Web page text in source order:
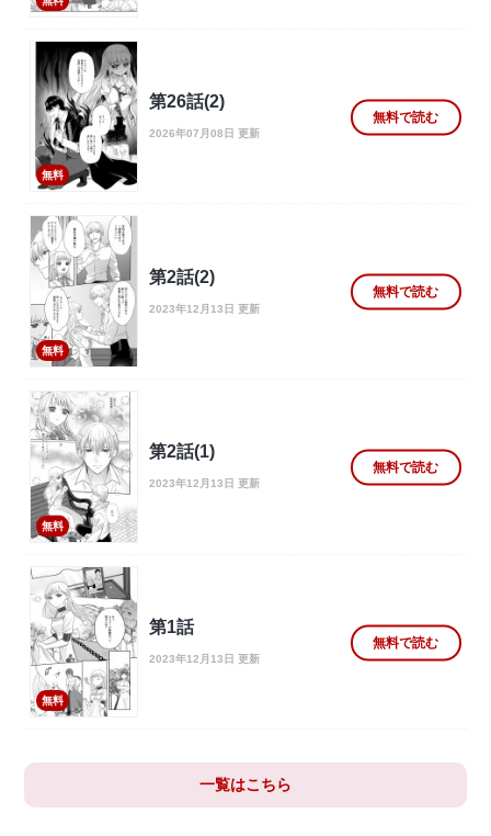
無料
第26話(2)
2026年07月08日 更新
無料で読む
無料
第2話(2)
2023年12月13日 更新
無料で読む
無料
第2話(1)
2023年12月13日 更新
無料で読む
無料
第1話
2023年12月13日 更新
無料で読む
一覧はこちら